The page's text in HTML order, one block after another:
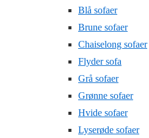
Blå sofaer
Brune sofaer
Chaiselong sofaer
Flyder sofa
Grå sofaer
Grønne sofaer
Hvide sofaer
Lyserøde sofaer